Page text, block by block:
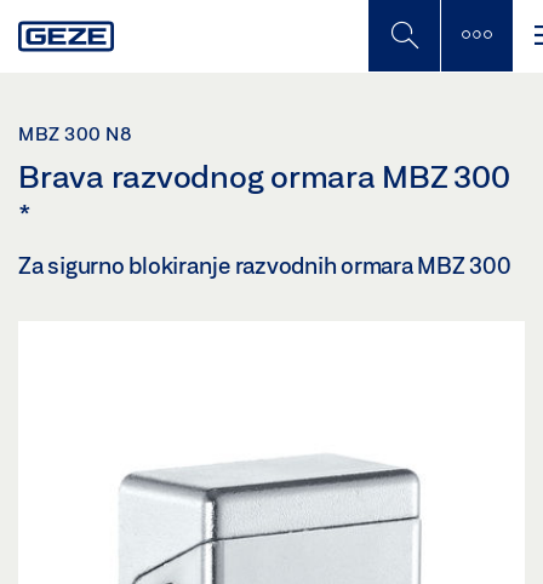
to
MBZ 300 N8
Brava razvodnog ormara MBZ 300
*
Za sigurno blokiranje razvodnih ormara MBZ 300